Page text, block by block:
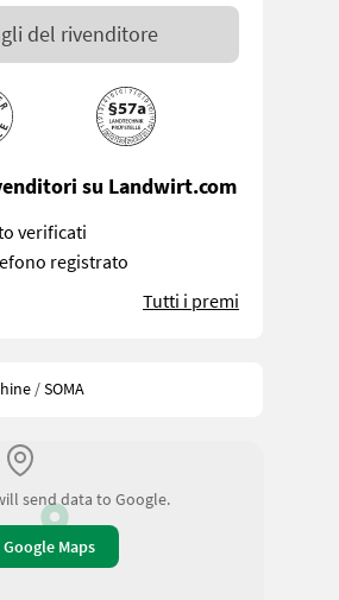
del rivenditore
su Landwirt.com
verificati
registrato
Tutti i premi
/SOMA
send data to Google.
Maps